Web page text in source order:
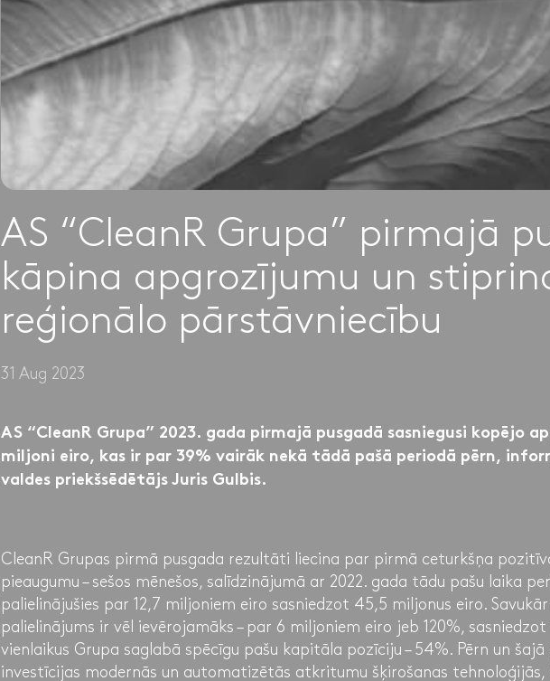
AS “CleanR Grupa” pirmajā
kāpina apgrozījumu un
reģionālo pārstāvniecību
31 Aug 2023
AS “CleanR Grupa” 2023. gada pirmajā pusgadā sasniegusi kopējo
miljoni eiro, kas ir par 39% vairāk nekā tādā pašā periodā pērn,
valdes priekšsēdētājs Juris Gulbis.
CleanR Grupas pirmā pusgada rezultāti liecina par pirmā ceturkšņa
pieaugumu – sešos mēnešos, salīdzinājumā ar 2022. gada tādu pašu laika
palielinājušies par 12,7 miljoniem eiro sasniedzot 45,5 miljonus eiro.
palielinājums ir vēl ievērojamāks – par 6 miljoniem eiro jeb 120%, sasniedzot
vienlaikus Grupa saglabā spēcīgu pašu kapitāla pozīciju – 54%. Pērn un
investīcijas modernās un automatizētās atkritumu šķirošanas tehnoloģijās,